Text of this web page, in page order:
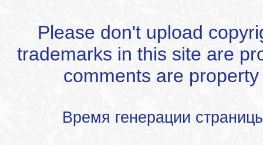
Please don't upload
trademarks in this site are
comments are
Время генерации